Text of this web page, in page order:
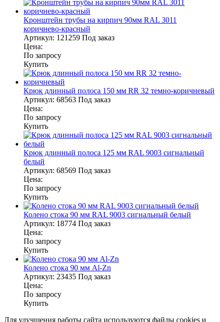
Кронштейн трубы на кирпич 90мм RAL 3011
коричнево-красный
Артикул: 121259 Под заказ
Цена:
По запросу
Купить
Крюк длинный полоса 150 мм RR 32 темно-коричневый
Артикул: 68563 Под заказ
Цена:
По запросу
Купить
Крюк длинный полоса 125 мм RAL 9003 сигнальный
белый
Артикул: 68569 Под заказ
Цена:
По запросу
Купить
Колено стока 90 мм RAL 9003 сигнальный белый
Артикул: 18774 Под заказ
Цена:
По запросу
Купить
Колено стока 90 мм Al-Zn
Артикул: 23435 Под заказ
Цена:
По запросу
Купить
Для улучшения работы сайта используются файлы cookies и